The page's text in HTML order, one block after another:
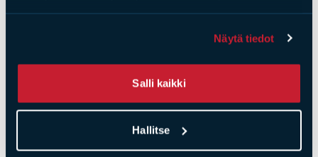
Näytä tiedot
Salli kaikki
Hallitse
pönttöuunille 400 x
600 mm Aino
mattamusta, TI-FA
Hinta